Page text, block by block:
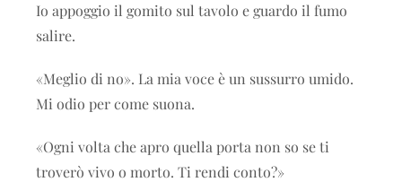
Io appoggio il gomito sul tavolo e guardo il fumo
salire.
«Meglio di no». La mia voce è un sussurro umido.
Mi odio per come suona.
«Ogni volta che apro quella porta non so se ti
troverò vivo o morto. Ti rendi conto?»